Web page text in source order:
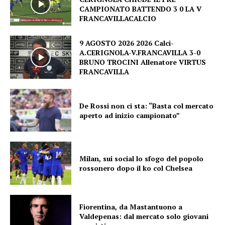
CAMPIONATO BATTENDO 3 0 LA V
FRANCAVILLACALCIO
9 AGOSTO 2026 2026 Calci-
A.CERIGNOLA-V.FRANCAVILLA 3-0
BRUNO TROCINI Allenatore VIRTUS
FRANCAVILLA
De Rossi non ci sta: “Basta col mercato
aperto ad inizio campionato”
Milan, sui social lo sfogo del popolo
rossonero dopo il ko col Chelsea
Fiorentina, da Mastantuono a
Valdepenas: dal mercato solo giovani